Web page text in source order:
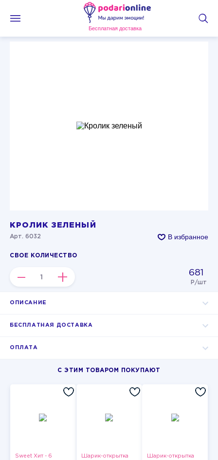
Бесплатная доставка
КРОЛИК ЗЕЛЕНЫЙ
Арт. 6032 В избранное
СВОЕ КОЛИЧЕСТВО
– + 681
Р/шт
ОПИСАНИЕ
БЕСПЛАТНАЯ ДОСТАВКА
ОПЛАТА
С ЭТИМ ТОВАРОМ ПОКУПАЮТ
Sweet Хит - 6
Шарик-открытка
Шарик-открытка